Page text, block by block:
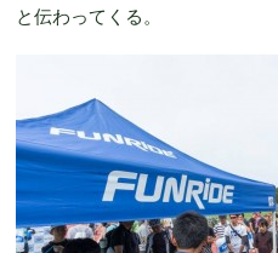
と伝わってくる。